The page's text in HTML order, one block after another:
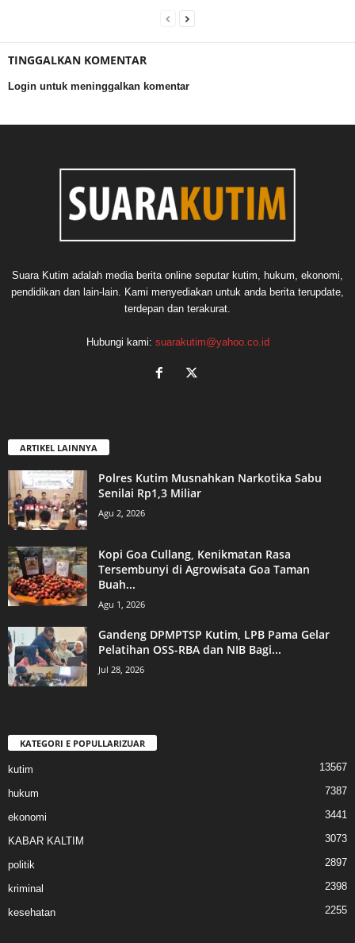
TINGGALKAN KOMENTAR
Login untuk meninggalkan komentar
Suara Kutim adalah media berita online seputar kutim, hukum, ekonomi,
pendidikan dan lain-lain. Kami menyediakan untuk anda berita terupdate,
terdepan dan terakurat.
Hubungi kami: suarakutim@yahoo.co.id
ARTIKEL LAINNYA
Polres Kutim Musnahkan Narkotika Sabu
Senilai Rp1,3 Miliar
Agu 2, 2026
Kopi Goa Cullang, Kenikmatan Rasa
Tersembunyi di Agrowisata Goa Taman
Buah...
Agu 1, 2026
Gandeng DPMPTSP Kutim, LPB Pama Gelar
Pelatihan OSS-RBA dan NIB Bagi...
Jul 28, 2026
KATEGORI E POPULLARIZUAR
kutim 13567
hukum 7387
ekonomi 3441
KABAR KALTIM 3073
politik 2897
kriminal 2398
kesehatan 2255